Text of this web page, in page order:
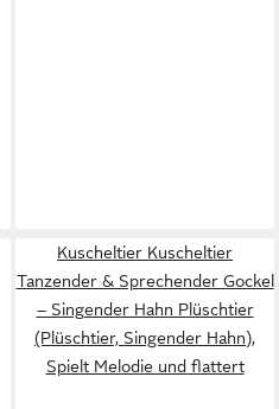
Kuscheltier Kuscheltier
Tanzender & Sprechender Gockel
– Singender Hahn Plüschtier
(Plüschtier, Singender Hahn),
Spielt Melodie und flattert